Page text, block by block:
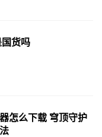
货吗
怎么下载 穹顶守护